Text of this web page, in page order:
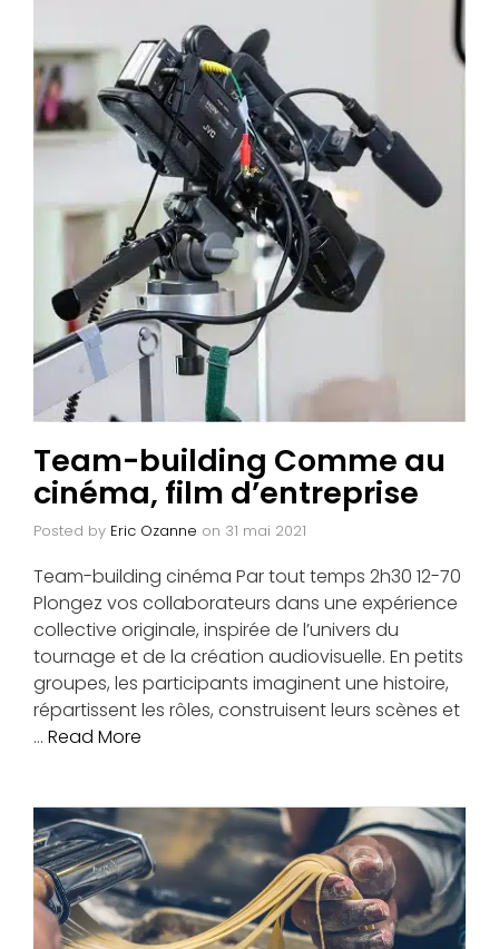
Team-building Comme au
cinéma, film d’entreprise
Posted by Eric Ozanne on 31 mai 2021
Team-building cinéma Par tout temps 2h30 12-70
Plongez vos collaborateurs dans une expérience
collective originale, inspirée de l’univers du
tournage et de la création audiovisuelle. En petits
groupes, les participants imaginent une histoire,
répartissent les rôles, construisent leurs scènes et
… Read More